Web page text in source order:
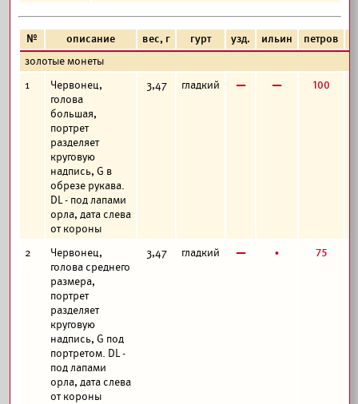
№ описание вес, г гурт узд. ильин петров
золотые монеты
1
Червонец,
голова
большая,
портрет
разделяет
круговую
надпись, G в
обрезе рукава.
DL - под лапами
орла, дата слева
от короны
3,47 гладкий в в 100
2
Червонец,
голова среднего
размера,
портрет
разделяет
круговую
надпись, G под
портретом. DL -
под лапами
орла, дата слева
от короны
3,47 гладкий в б 75